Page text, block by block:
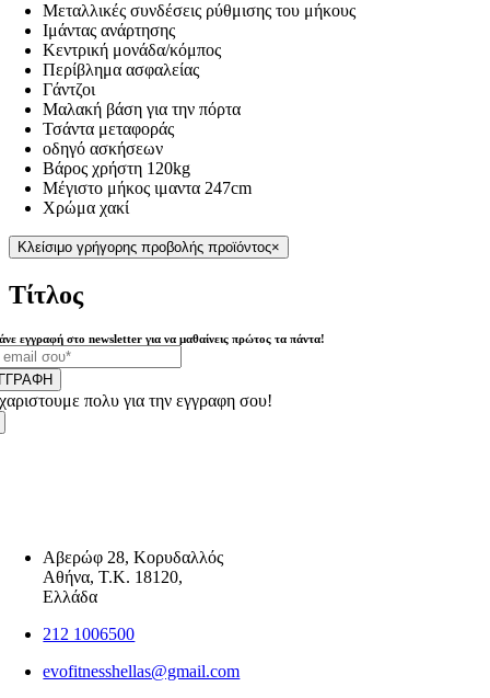
Μεταλλικές συνδέσεις ρύθμισης του μήκους
Ιμάντας ανάρτησης
Κεντρική μονάδα/κόμπος
Περίβλημα ασφαλείας
Γάντζοι
Μαλακή βάση για την πόρτα
Τσάντα μεταφοράς
οδηγό ασκήσεων
Βάρος χρήστη 120kg
Μέγιστο μήκος ιμαντα 247cm
Χρώμα χακί
Κλείσιμο γρήγορης προβολής προϊόντος×
Τίτλος
εγγραφή στο newsletter για να μαθαίνεις πρώτος τα πάντα!
πολυ για την εγγραφη σου!
Αβερώφ 28, Κορυδαλλός
Αθήνα, Τ.Κ. 18120,
Ελλάδα
212 1006500
evofitnesshellas@gmail.com